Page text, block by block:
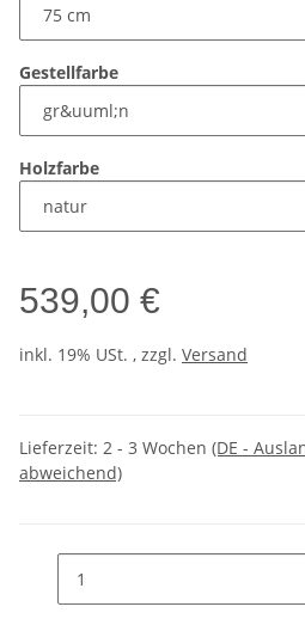
Gestellfarbe
Holzfarbe
539,00 €
inkl. 19% USt. , zzgl. Versand
Lieferzeit: 2 - 3 Wochen (DE -
abweichend)